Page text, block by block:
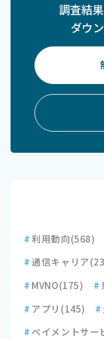
調査結
ダウ
#利用動向(568)
#通信キャリア
# MVNO(175) #
# アプリ (145) #
# ペイメントサー